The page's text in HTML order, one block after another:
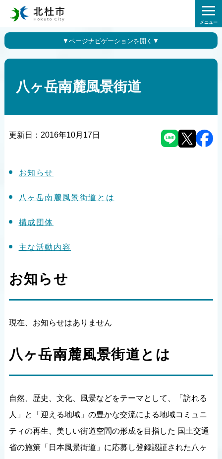
メニュー
八ヶ岳南麓風景街道
更新日： 2016年10月17日
お知らせ
八ヶ岳南麓風景街道とは
構成団体
主な活動内容
お知らせ
現在、お知らせはありません
八ヶ岳南麓風景街道とは
自然、歴史、文化、風景などをテーマとして、「訪れる
人」と「迎える地域」の豊かな交流による地域コミュニ
ティの再生、美しい街道空間の形成を目指した 国土交通
省の施策「日本風景街道」に応募し登録認証された八ヶ